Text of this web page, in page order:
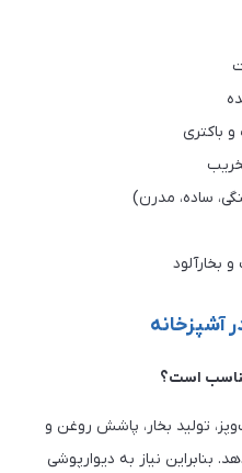
باکتری
ساده، مدرن)
بخارآلود
آشپزخانه
تولید بخار، پاشش روغن و
بنابراین نیاز به دیوارپوشی